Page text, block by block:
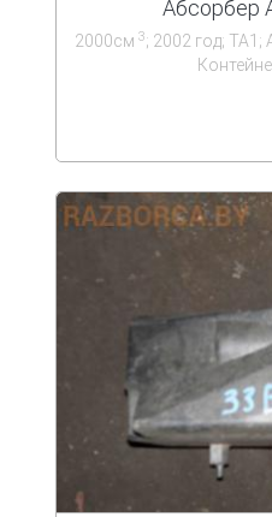
Абсорбер
2000см 3; 2002 год;